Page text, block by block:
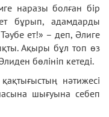
наразы болған бір
бұрып, адамдарды
Тәубе ет!» – деп, Әлиге
Ақыры бұл топ өз
бөлініп кетеді.
нәтижесі
шығуына себеп